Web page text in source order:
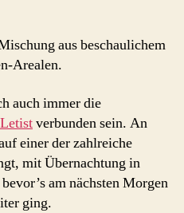
aus beschaulichem
Arealen.
auch immer die
verbunden sein. An
einer der zahlreiche
mit Übernachtung in
am nächsten Morgen
ging.